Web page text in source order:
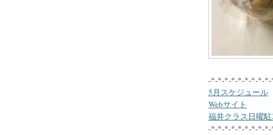
-*-*-*-*-*-*-*-*-
5月スケジュール
Webサイト
福井クラス日曜
-*-*-*-*-*-*-*-*-